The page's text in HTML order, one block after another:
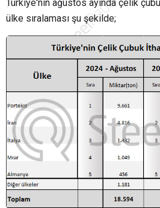
Türkiye'nin ağustos ayında çelik
ülke sıralaması şu şekilde;